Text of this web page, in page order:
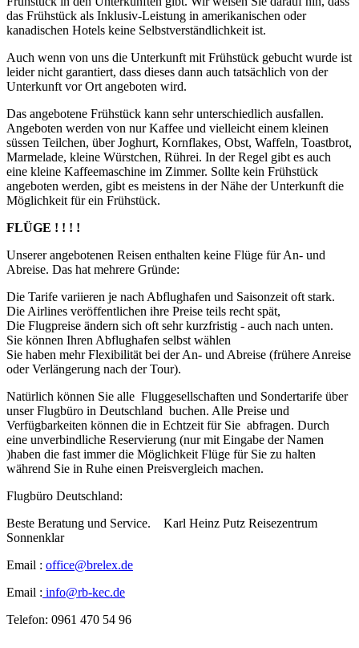
das Frühstück als Inklusiv-Leistung in amerikanischen oder
kanadischen Hotels keine Selbstverständlichkeit ist.
Auch wenn von uns die Unterkunft mit Frühstück gebucht wurde ist
leider nicht garantiert, dass dieses dann auch tatsächlich von der
Unterkunft vor Ort angeboten wird.
Das angebotene Frühstück kann sehr unterschiedlich ausfallen.
Angeboten werden von nur Kaffee und vielleicht einem kleinen
süssen Teilchen, über Joghurt, Kornflakes, Obst, Waffeln, Toastbrot,
Marmelade, kleine Würstchen, Rührei. In der Regel gibt es auch
eine kleine Kaffeemaschine im Zimmer. Sollte kein Frühstück
angeboten werden, gibt es meistens in der Nähe der Unterkunft die
Möglichkeit für ein Frühstück.
FLÜGE ! ! ! !
Unserer angebotenen Reisen enthalten keine Flüge für An- und
Abreise. Das hat mehrere Gründe:
Die Tarife variieren je nach Abflughafen und Saisonzeit oft stark.
Die Airlines veröffentlichen ihre Preise teils recht spät,
Die Flugpreise ändern sich oft sehr kurzfristig - auch nach unten.
Sie können Ihren Abflughafen selbst wählen
Sie haben mehr Flexibilität bei der An- und Abreise (frühere Anreise
oder Verlängerung nach der Tour).
Natürlich können Sie alle Fluggesellschaften und Sondertarife über
unser Flugbüro in Deutschland buchen. Alle Preise und
Verfügbarkeiten können die in Echtzeit für Sie abfragen. Durch
eine unverbindliche Reservierung (nur mit Eingabe der Namen
)haben die fast immer die Möglichkeit Flüge für Sie zu halten
während Sie in Ruhe einen Preisvergleich machen.
Flugbüro Deutschland:
Beste Beratung und Service. Karl Heinz Putz Reisezentrum
Sonnenklar
Email : office@brelex.de
Email : info@rb-kec.de
Telefon: 0961 470 54 96